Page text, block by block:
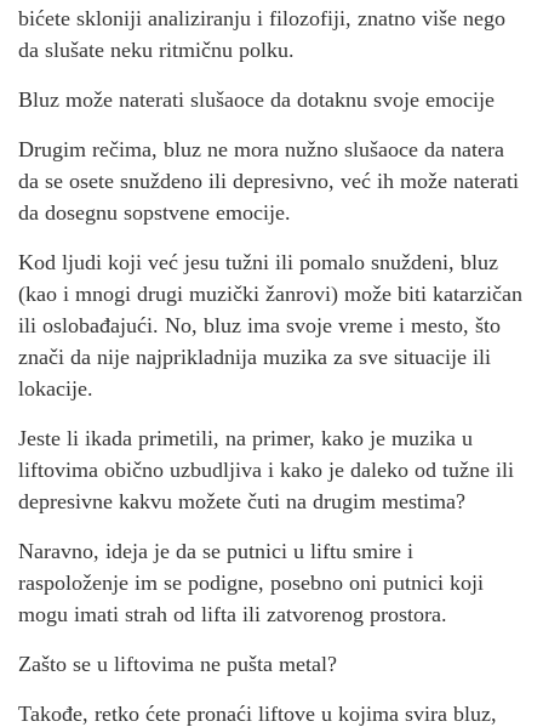
bićete skloniji analiziranju i filozofiji, znatno više nego
da slušate neku ritmičnu polku.
Bluz može naterati slušaoce da dotaknu svoje emocije
Drugim rečima, bluz ne mora nužno slušaoce da natera
da se osete snuždeno ili depresivno, već ih može naterati
da dosegnu sopstvene emocije.
Kod ljudi koji već jesu tužni ili pomalo snuždeni, bluz
(kao i mnogi drugi muzički žanrovi) može biti katarzičan
ili oslobađajući. No, bluz ima svoje vreme i mesto, što
znači da nije najprikladnija muzika za sve situacije ili
lokacije.
Jeste li ikada primetili, na primer, kako je muzika u
liftovima obično uzbudljiva i kako je daleko od tužne ili
depresivne kakvu možete čuti na drugim mestima?
Naravno, ideja je da se putnici u liftu smire i
raspoloženje im se podigne, posebno oni putnici koji
mogu imati strah od lifta ili zatvorenog prostora.
Zašto se u liftovima ne pušta metal?
Takođe, retko ćete pronaći liftove u kojima svira bluz,